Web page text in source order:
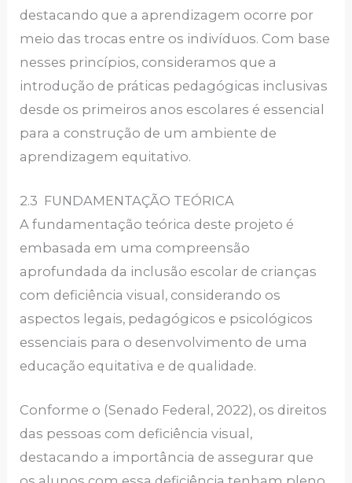
destacando que a aprendizagem ocorre por
meio das trocas entre os indivíduos. Com base
nesses princípios, consideramos que a
introdução de práticas pedagógicas inclusivas
desde os primeiros anos escolares é essencial
para a construção de um ambiente de
aprendizagem equitativo.
2.3 FUNDAMENTAÇÃO TEÓRICA
A fundamentação teórica deste projeto é
embasada em uma compreensão
aprofundada da inclusão escolar de crianças
com deficiência visual, considerando os
aspectos legais, pedagógicos e psicológicos
essenciais para o desenvolvimento de uma
educação equitativa e de qualidade.
Conforme o (Senado Federal, 2022), os direitos
das pessoas com deficiência visual,
destacando a importância de assegurar que